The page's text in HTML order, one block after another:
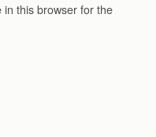
this browser for the